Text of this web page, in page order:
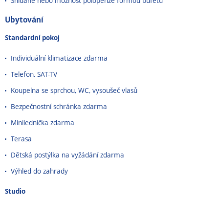
Ubytování
Standardní pokoj
Individuální klimatizace zdarma
Telefon, SAT-TV
Koupelna se sprchou, WC, vysoušeč vlasů
Bezpečnostní schránka zdarma
Minilednička zdarma
Terasa
Dětská postýlka na vyžádání zdarma
Výhled do zahrady
Studio